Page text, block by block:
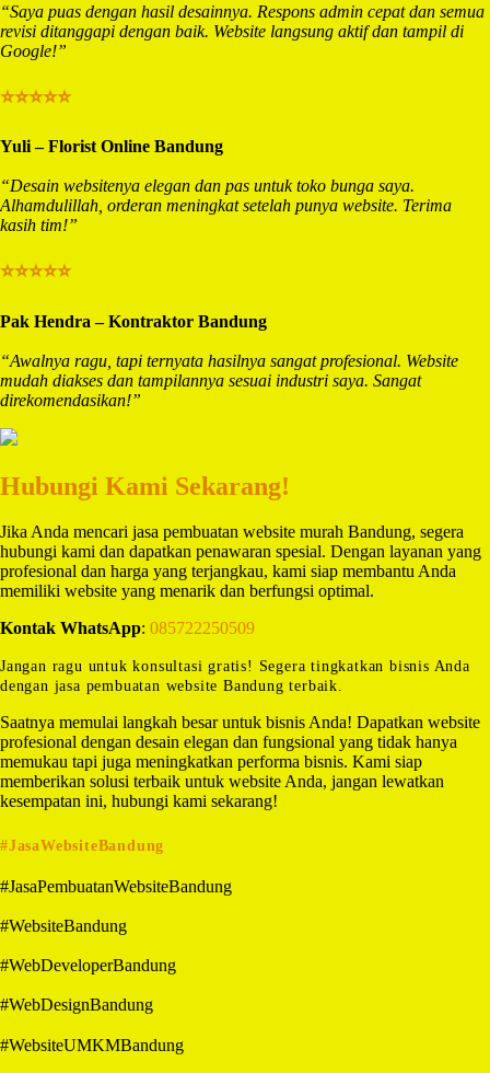
“Saya puas dengan hasil desainnya. Respons admin cepat dan semua
revisi ditanggapi dengan baik. Website langsung aktif dan tampil di
Google!”
⭐⭐⭐⭐⭐
Yuli – Florist Online Bandung
“Desain websitenya elegan dan pas untuk toko bunga saya.
Alhamdulillah, orderan meningkat setelah punya website. Terima
kasih tim!”
⭐⭐⭐⭐⭐
Pak Hendra – Kontraktor Bandung
“Awalnya ragu, tapi ternyata hasilnya sangat profesional. Website
mudah diakses dan tampilannya sesuai industri saya. Sangat
direkomendasikan!”
Hubungi Kami Sekarang!
Jika Anda mencari jasa pembuatan website murah Bandung, segera
hubungi kami dan dapatkan penawaran spesial. Dengan layanan yang
profesional dan harga yang terjangkau, kami siap membantu Anda
memiliki website yang menarik dan berfungsi optimal.
Kontak WhatsApp: 085722250509
Jangan ragu untuk konsultasi gratis! Segera tingkatkan bisnis Anda
dengan jasa pembuatan website Bandung terbaik.
Saatnya memulai langkah besar untuk bisnis Anda! Dapatkan website
profesional dengan desain elegan dan fungsional yang tidak hanya
memukau tapi juga meningkatkan performa bisnis. Kami siap
memberikan solusi terbaik untuk website Anda, jangan lewatkan
kesempatan ini, hubungi kami sekarang!
#JasaWebsiteBandung
#JasaPembuatanWebsiteBandung
#WebsiteBandung
#WebDeveloperBandung
#WebDesignBandung
#WebsiteUMKMBandung